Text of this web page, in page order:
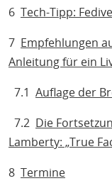
6 Tech-Tipp:
7 Empfehlungen
Anleitung für ein
7.1 Auflage der
7.2 Die
Lamberty: „True
8 Termine